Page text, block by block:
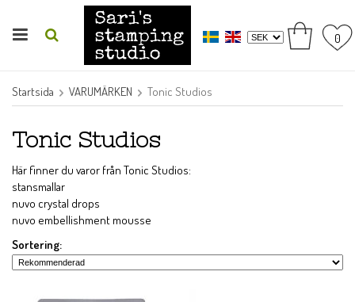
0
Startsida VARUMÄRKEN Tonic Studios
Tonic Studios
Här finner du varor från Tonic Studios:
stansmallar
nuvo crystal drops
nuvo embellishment mousse
Sortering: